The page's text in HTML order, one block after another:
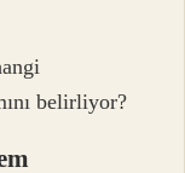
belirliyor?